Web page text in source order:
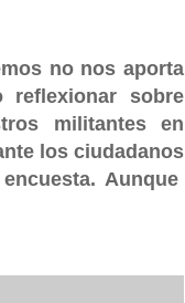
no nos aporta
reflexionar sobre
militantes en
los ciudadanos
Aunque